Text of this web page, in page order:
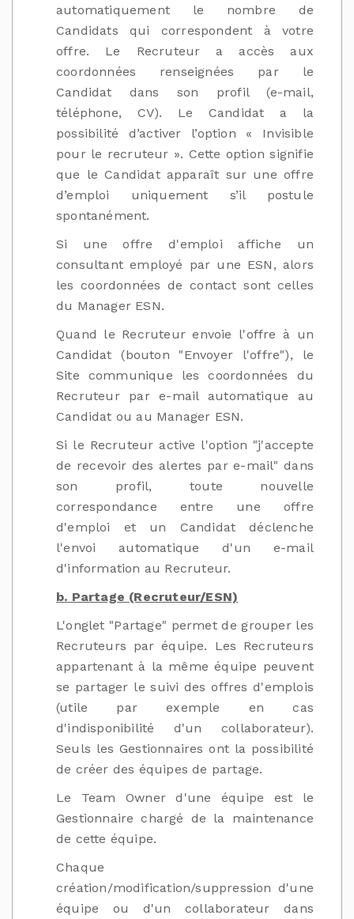
automatiquement le nombre de
Candidats qui correspondent à votre
offre. Le Recruteur a accès aux
coordonnées renseignées par le
Candidat dans son profil (e-mail,
téléphone, CV). Le Candidat a la
possibilité d’activer l’option « Invisible
pour le recruteur ». Cette option signifie
que le Candidat apparaît sur une offre
d’emploi uniquement s’il postule
spontanément.
Si une offre d'emploi affiche un
consultant employé par une ESN, alors
les coordonnées de contact sont celles
du Manager ESN.
Quand le Recruteur envoie l'offre à un
Candidat (bouton "Envoyer l'offre"), le
Site communique les coordonnées du
Recruteur par e-mail automatique au
Candidat ou au Manager ESN.
Si le Recruteur active l'option "j'accepte
de recevoir des alertes par e-mail" dans
son profil, toute nouvelle
correspondance entre une offre
d'emploi et un Candidat déclenche
l'envoi automatique d'un e-mail
d'information au Recruteur.
b. Partage (Recruteur/ESN)
L'onglet "Partage" permet de grouper les
Recruteurs par équipe. Les Recruteurs
appartenant à la même équipe peuvent
se partager le suivi des offres d'emplois
(utile par exemple en cas
d'indisponibilité d'un collaborateur).
Seuls les Gestionnaires ont la possibilité
de créer des équipes de partage.
Le Team Owner d'une équipe est le
Gestionnaire chargé de la maintenance
de cette équipe.
Chaque
création/modification/suppression d'une
équipe ou d'un collaborateur dans